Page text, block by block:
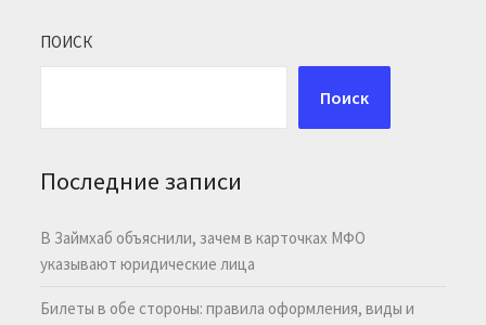
ПОИСК
Поиск
Последние записи
В Займхаб объяснили, зачем в карточках МФО
указывают юридические лица
Билеты в обе стороны: правила оформления, виды и